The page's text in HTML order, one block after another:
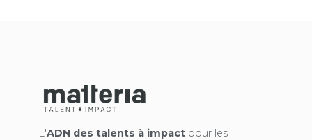
L'ADN des talents à impact pour les